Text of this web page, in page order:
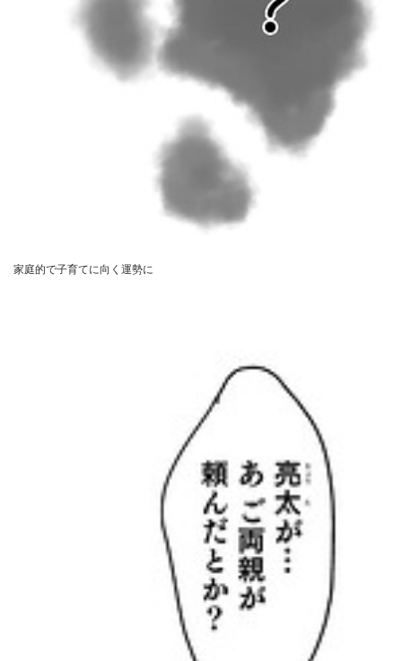
家庭的で子育てに向く運勢に